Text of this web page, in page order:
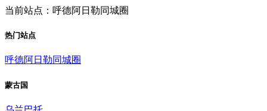
当前站点：呼德阿日勒同城圈
热门站点
呼德阿日勒同城圈
蒙古国